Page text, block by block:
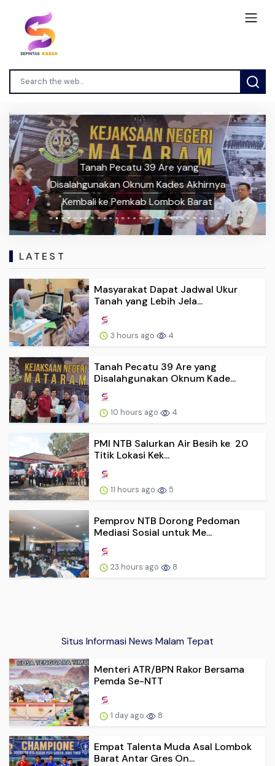
Tanah Pecatu 39 Are yang
Disalahgunakan Oknum Kades Akhirnya
Kembali ke Pemkab Lombok Barat
Previous Next
LATEST
Masyarakat Dapat Jadwal Ukur
Tanah yang Lebih Jela...
3 hours ago 4
Tanah Pecatu 39 Are yang
Disalahgunakan Oknum Kade...
10 hours ago 4
PMI NTB Salurkan Air Besih ke 20
Titik Lokasi Kek...
11 hours ago 5
Pemprov NTB Dorong Pedoman
Mediasi Sosial untuk Me...
23 hours ago 8
Situs Informasi News Malam Tepat
Menteri ATR/BPN Rakor Bersama
Pemda Se-NTT
1 day ago 8
Empat Talenta Muda Asal Lombok
Barat Antar Gres On...